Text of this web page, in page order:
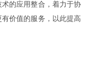
的应用整合，着力于协
价值的服务，以此提高